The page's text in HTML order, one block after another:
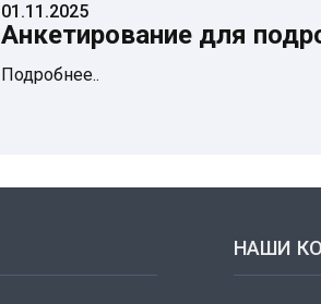
01.11.2025
Анкетирование для
Подробнее..
НАШИ